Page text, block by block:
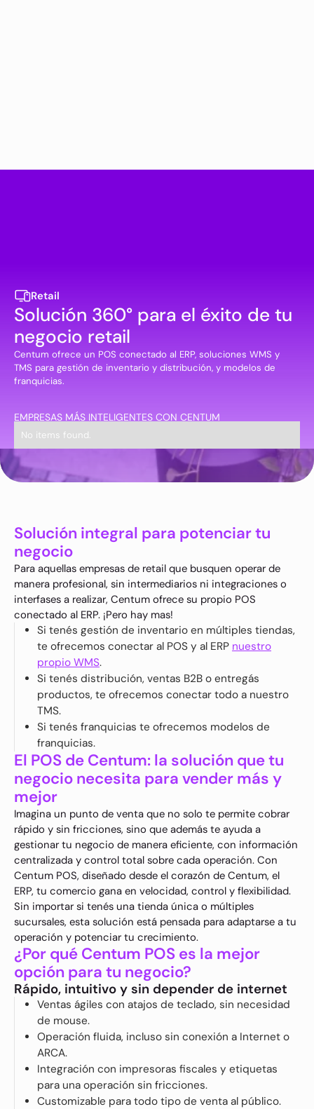
Retail
Solución 360° para el éxito de tu
negocio retail
Centum ofrece un POS conectado al ERP, soluciones WMS y
TMS para gestión de inventario y distribución, y modelos de
franquicias.
EMPRESAS MÁS INTELIGENTES CON CENTUM
No items found.
Solución integral para potenciar tu
negocio
Para aquellas empresas de retail que busquen operar de
manera profesional, sin intermediarios ni integraciones o
interfases a realizar, Centum ofrece su propio POS
conectado al ERP. ¡Pero hay mas!
Si tenés gestión de inventario en múltiples tiendas,
te ofrecemos conectar al POS y al ERP nuestro
propio WMS.
Si tenés distribución, ventas B2B o entregás
productos, te ofrecemos conectar todo a nuestro
TMS.
Si tenés franquicias te ofrecemos modelos de
franquicias.
El POS de Centum: la solución que tu
negocio necesita para vender más y
mejor
Imagina un punto de venta que no solo te permite cobrar
rápido y sin fricciones, sino que además te ayuda a
gestionar tu negocio de manera eficiente, con información
centralizada y control total sobre cada operación. Con
Centum POS, diseñado desde el corazón de Centum, el
ERP, tu comercio gana en velocidad, control y flexibilidad.
Sin importar si tenés una tienda única o múltiples
sucursales, esta solución está pensada para adaptarse a tu
operación y potenciar tu crecimiento.
¿Por qué Centum POS es la mejor
opción para tu negocio?
Rápido, intuitivo y sin depender de internet
Ventas ágiles con atajos de teclado, sin necesidad
de mouse.
Operación fluida, incluso sin conexión a Internet o
ARCA.
Integración con impresoras fiscales y etiquetas
para una operación sin fricciones.
Customizable para todo tipo de venta al público.